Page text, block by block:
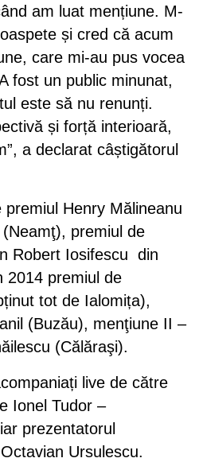
am luat mențiune. M-
și cred că acum
care mi-au pus vocea
fost un public minunat,
este să nu renunți.
și forță interioară,
a declarat câștigătorul
Henry Mălineanu
premiul de
Robert Iosifescu din
2014 premiul de
tot de Ialomița),
(Buzău), menţiune II –
(Călăraşi).
live de către
Ionel Tudor –
prezentatorul
Ursulescu.